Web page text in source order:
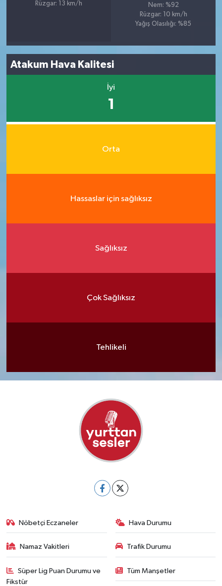
Rüzgar: 13 km/h
Nem: %92
Rüzgar: 10 km/h
Yağış Olasılığı: %85
Atakum Hava Kalitesi
İyi
1
Orta
Hassaslar için sağlıksız
Sağlıksız
Çok Sağlıksız
Tehlikeli
Nöbetçi Eczaneler Hava Durumu
Namaz Vakitleri Trafik Durumu
Süper Lig Puan Durumu ve
Fikstür
Tüm Manşetler